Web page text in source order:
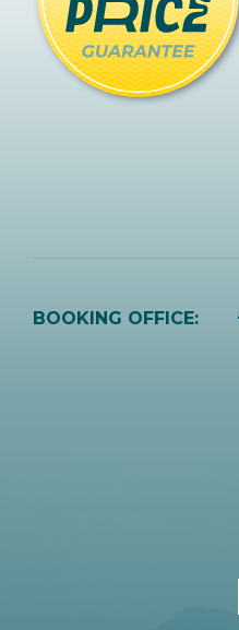
BOOKING OFFICE: